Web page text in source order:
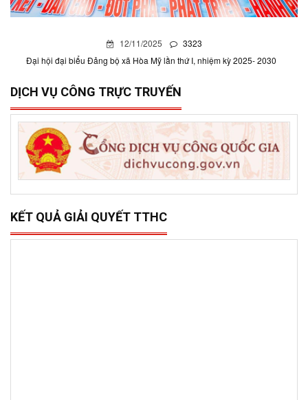
12/11/2025
3323
Đại hội đại biểu Đảng bộ xã Hòa Mỹ lần thứ I, nhiệm kỳ 2025- 2030
DỊCH VỤ CÔNG TRỰC TRUYẾN
KẾT QUẢ GIẢI QUYẾT TTHC